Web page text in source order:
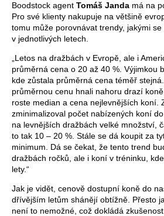
Boodstock agent Tomáš Janda má na
Pro své klienty nakupuje na většině
tomu může porovnávat trendy, jakými
v jednotlivých letech.
„Letos na dražbách v Evropě, ale i
průměrná cena o 20 až 40 %. Výjimkou
kde zůstala průměrná cena téměř
průměrnou cenu hnali nahoru drazí
roste median a cena nejlevnějších koní.
zminimalizoval počet nabízených koní
na levnějších dražbách velké množství,
to tak 10 – 20 %. Stále se dá koupit za
minimum. Dá se čekat, že tento trend
dražbách ročků, ale i koní v tréninku,
lety.“
Jak je vidět, cenově dostupní koně do
dřívějším letům shánějí obtížně. Přesto
není to nemožné, což dokládá